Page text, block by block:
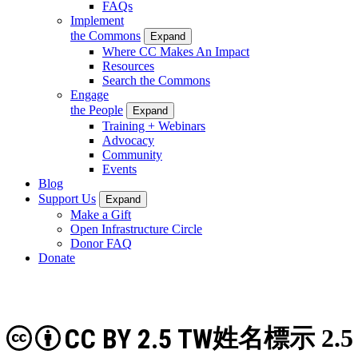
FAQs
Implement
the Commons
Expand
Where CC Makes An Impact
Resources
Search the Commons
Engage
the People
Expand
Training + Webinars
Advocacy
Community
Events
Blog
Support Us
Expand
Make a Gift
Open Infrastructure Circle
Donor FAQ
Donate
姓名標示
CC BY 2.5 TW